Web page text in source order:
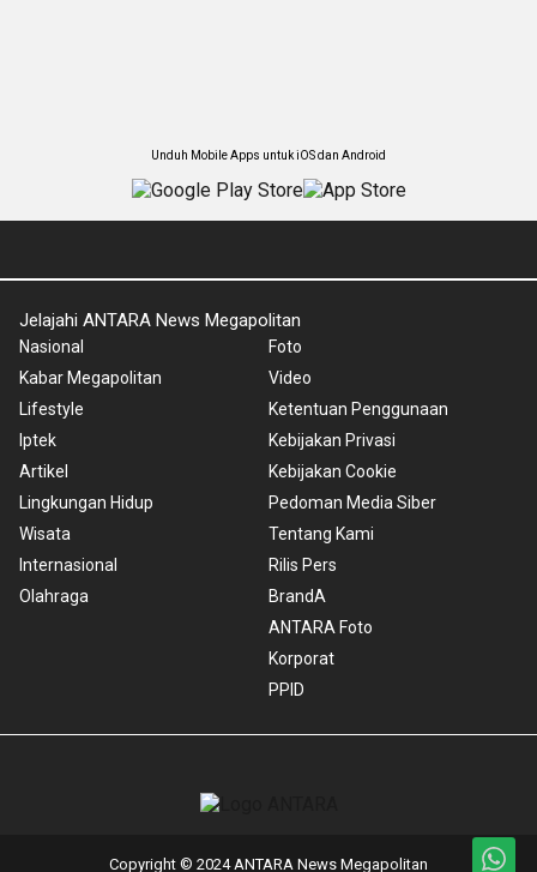
Unduh Mobile Apps untuk iOS dan Android
Jelajahi ANTARA News Megapolitan
Nasional
Kabar Megapolitan
Lifestyle
Iptek
Artikel
Lingkungan Hidup
Wisata
Internasional
Olahraga
Foto
Video
Ketentuan Penggunaan
Kebijakan Privasi
Kebijakan Cookie
Pedoman Media Siber
Tentang Kami
Rilis Pers
BrandA
ANTARA Foto
Korporat
PPID
Copyright © 2024 ANTARA News Megapolitan